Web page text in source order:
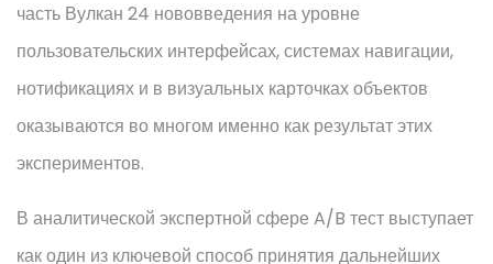
часть Вулкан 24 нововведения на уровне
пользовательских интерфейсах, системах навигации,
нотификациях и в визуальных карточках объектов
оказываются во многом именно как результат этих
экспериментов.
В аналитической экспертной сфере A/B тест выступает
как один из ключевой способ принятия дальнейших